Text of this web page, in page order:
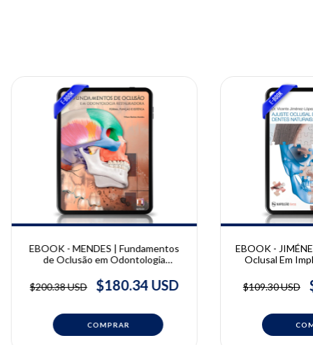
EBOOK - MENDES | Fundamentos
de Oclusão em Odontologia
estética | Wilson Batista Mendes
$200.38 USD $180.34 USD
EBOOK -
Oclusal Em
$109.30 USD